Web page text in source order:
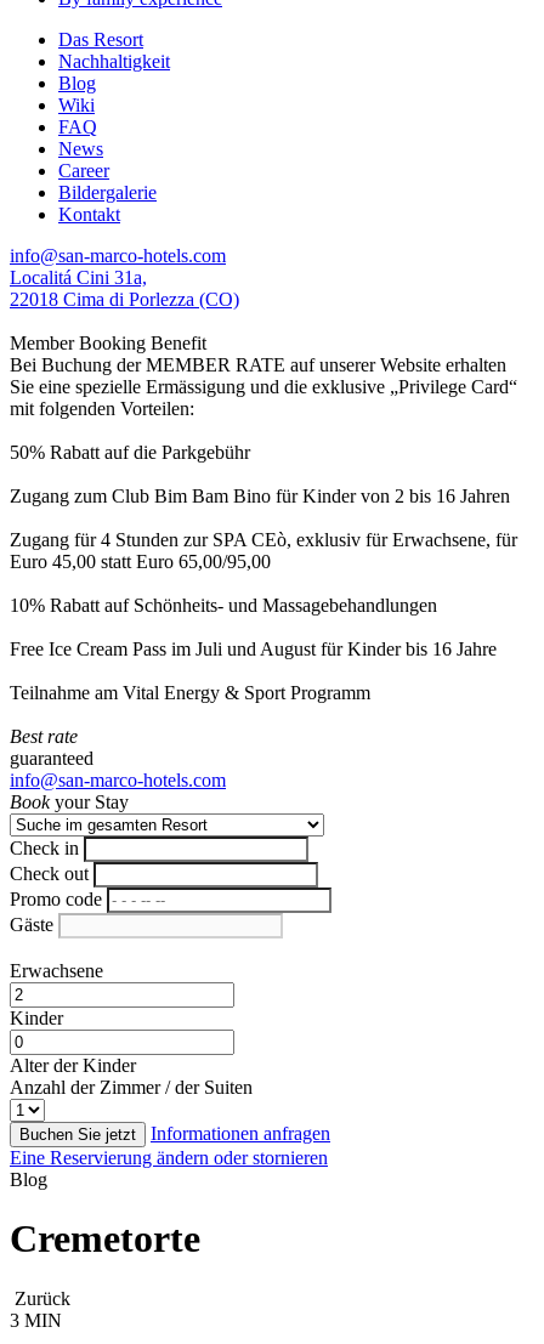
Das Resort
Nachhaltigkeit
Blog
Wiki
FAQ
News
Career
Bildergalerie
Kontakt
info@san-marco-hotels.com
Localitá Cini 31a,
22018 Cima di Porlezza (CO)
Member Booking Benefit
Bei Buchung der MEMBER RATE auf unserer Website erhalten
Sie eine spezielle Ermässigung und die exklusive „Privilege Card“
mit folgenden Vorteilen:
50% Rabatt auf die Parkgebühr
Zugang zum Club Bim Bam Bino für Kinder von 2 bis 16 Jahren
Zugang für 4 Stunden zur SPA CEò, exklusiv für Erwachsene, für
Euro 45,00 statt Euro 65,00/95,00
10% Rabatt auf Schönheits- und Massagebehandlungen
Free Ice Cream Pass im Juli und August für Kinder bis 16 Jahre
Teilnahme am Vital Energy & Sport Programm
Best rate
guaranteed
info@san-marco-hotels.com
Bookyour Stay
Check in
Check out
Promo code
Gäste
Erwachsene
Kinder
Alter der Kinder
Anzahl der Zimmer / der Suiten
Buchen Sie jetzt
Informationen anfragen
Eine Reservierung ändern oder stornieren
Blog
Cremetorte
Zurück
3 MIN